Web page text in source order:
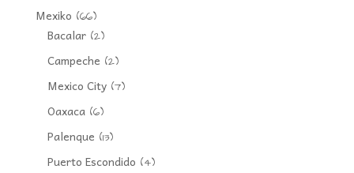
Mexiko (66)
Bacalar(2)
Campeche (2)
Mexico City(7)
Oaxaca(6)
Palenque (13)
Puerto Escondido (4)